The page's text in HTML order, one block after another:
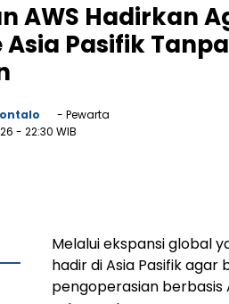
AWS Hadirkan
Asia Pasifik
- Pewarta
- 22:30 WIB
Melalui ekspansi global
hadir di Asia Pasifik
pengoperasian berbasis